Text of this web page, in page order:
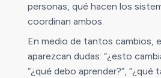
personas, qué hacen los
coordinan ambos.
En medio de tantos cambios,
aparezcan dudas: “¿esto
“¿qué debo aprender?”, “¿qué